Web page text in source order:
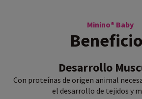
Minino® Baby
Desarrollo
Con proteínas de origen animal
el desarrollo de tejidos y